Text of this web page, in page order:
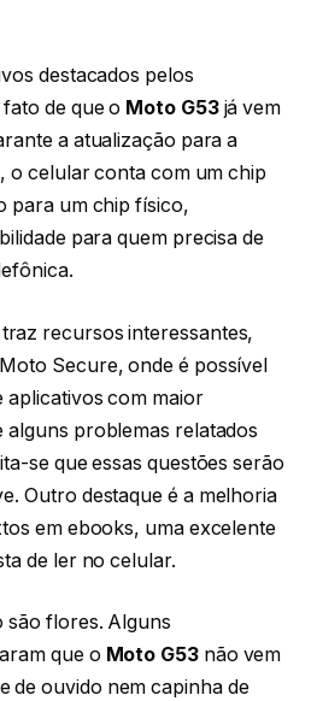
destacados pelos
de que o Moto G53já vem
a atualização para a
o celular conta com um chip
para um chip físico,
para quem precisa de
recursos interessantes,
Secure, onde é possível
aplicativos com maior
alguns problemas relatados
se que essas questões serão
Outro destaque é a melhoria
em ebooks, uma excelente
de ler no celular.
são flores. Alguns
que o Moto G53não vem
de ouvido nem capinha de